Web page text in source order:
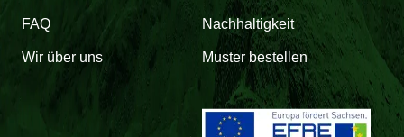
FAQ Nachhaltigkeit
Wir über uns Muster bestellen